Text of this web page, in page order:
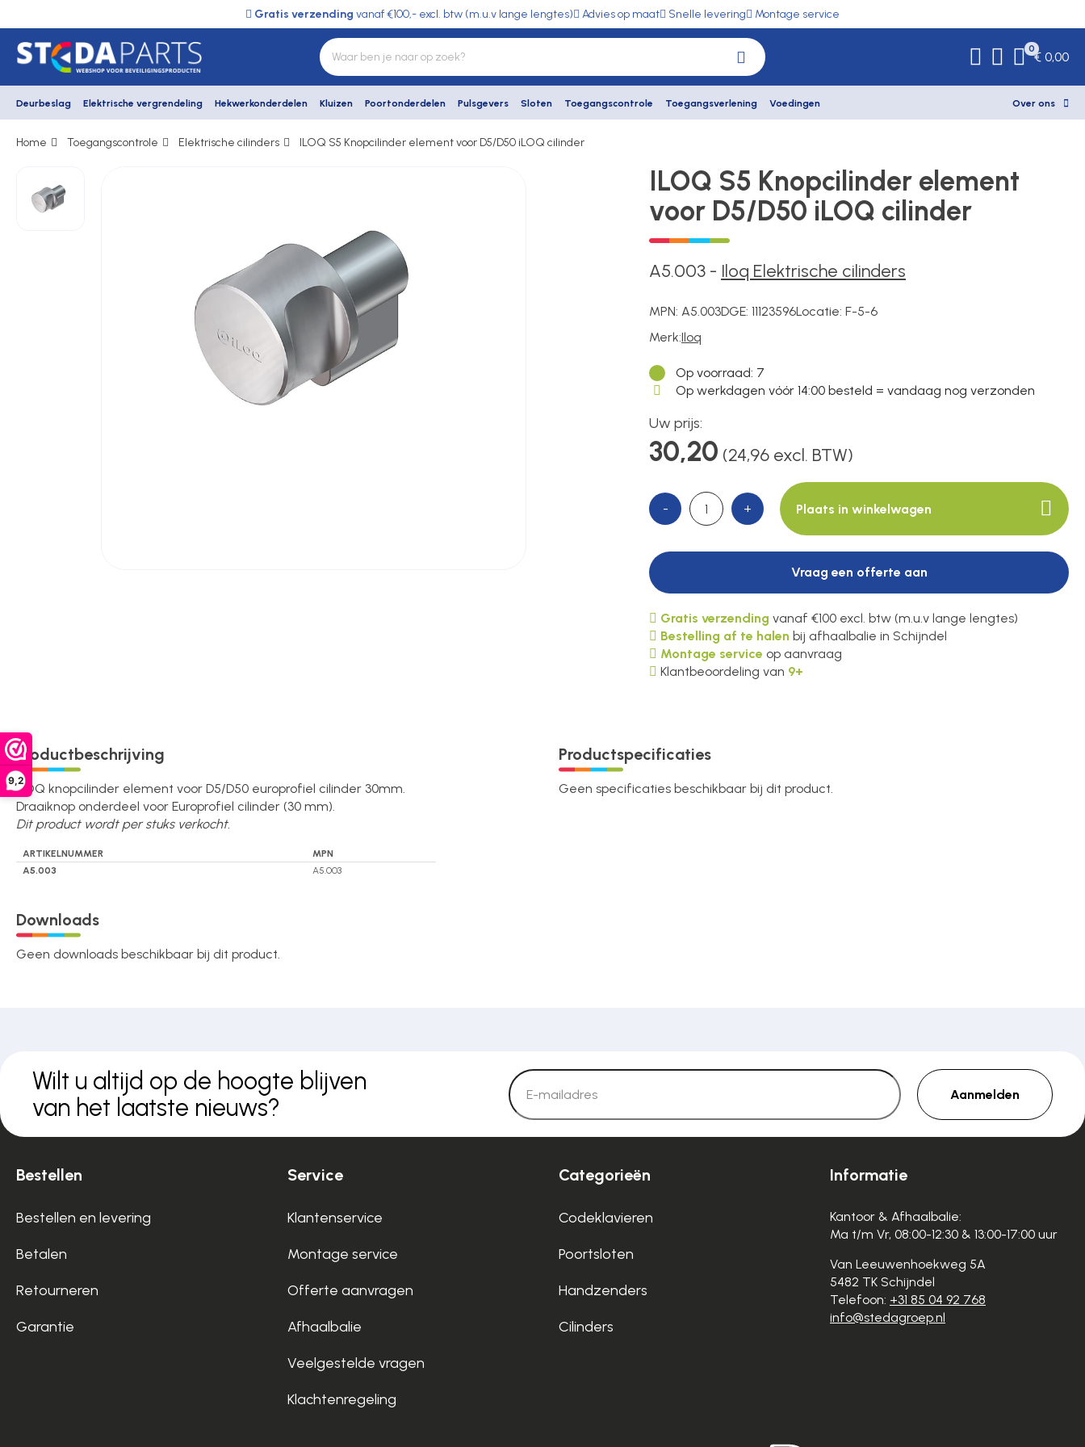
9,2
Gratis verzending vanaf €100,- excl. btw (m.u.v lange lengtes) Advies op maat Snelle levering Montage service
0
€ 0,00
Deurbeslag Elektrische vergrendeling Hekwerkonderdelen Kluizen Poortonderdelen Pulsgevers Sloten Toegangscontrole Toegangsverlening Voedingen Over ons
Deurbeslag
Elektrische vergrendeling
Over ons
Contact
Home Toegangscontrole Elektrische cilinders ILOQ S5 Knopcilinder element voor D5/D50 iLOQ cilinder
ILOQ S5 Knopcilinder element
voor D5/D50 iLOQ cilinder
A5.003 - Iloq Elektrische cilinders
MPN: A5.003DGE: 11123596Locatie: F-5-6
Merk:Iloq
Op voorraad: 7
Op werkdagen vóór 14:00 besteld = vandaag nog verzonden
Uw prijs:
30,20 (24,96 excl. BTW)
- + Plaats in winkelwagen
Vraag een offerte aan
Gratis verzending vanaf €100 excl. btw (m.u.v lange lengtes)
Bestelling af te halen bij afhaalbalie in Schijndel
Montage service op aanvraag
Klantbeoordeling van 9+
Productbeschrijving
iLOQ knopcilinder element voor D5/D50 europrofiel cilinder 30mm.
Draaiknop onderdeel voor Europrofiel cilinder (30 mm).
Dit product wordt per stuks verkocht.
ARTIKELNUMMER
MPN
A5.003
A5.003
Productspecificaties
Geen specificaties beschikbaar bij dit product.
Downloads
Geen downloads beschikbaar bij dit product.
Wilt u altijd op de hoogte blijven
van het laatste nieuws?
Aanmelden
Bestellen
Bestellen en levering
Betalen
Retourneren
Garantie
Service
Klantenservice
Montage service
Offerte aanvragen
Afhaalbalie
Veelgestelde vragen
Klachtenregeling
Categorieën
Codeklavieren
Poortsloten
Handzenders
Cilinders
Informatie
Kantoor & Afhaalbalie:
Ma t/m Vr, 08:00-12:30 & 13:00-17:00 uur
Van Leeuwenhoekweg 5A
5482 TK Schijndel
Telefoon: +31 85 04 92 768
info@stedagroep.nl